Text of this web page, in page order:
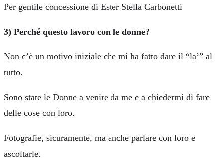
Per gentile concessione di Ester Stella Carbonetti
3) Perché questo lavoro con le donne?
Non c’è un motivo iniziale che mi ha fatto dare il “la’” al
tutto.
Sono state le Donne a venire da me e a chiedermi di fare
delle cose con loro.
Fotografie, sicuramente, ma anche parlare con loro e
ascoltarle.